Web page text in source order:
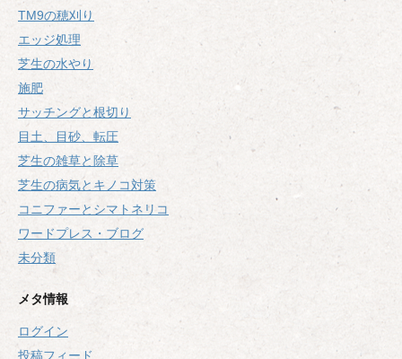
TM9の穂刈り
エッジ処理
芝生の水やり
施肥
サッチングと根切り
目土、目砂、転圧
芝生の雑草と除草
芝生の病気とキノコ対策
コニファーとシマトネリコ
ワードプレス・ブログ
未分類
メタ情報
ログイン
投稿フィード